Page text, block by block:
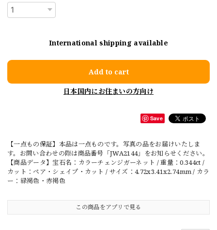
International shipping available
Add to cart
日本国内にお住まいの方向け
Save
【一点もの保証】本品は一点ものです。写真の品をお届けいたしま
す。お問い合わせの際は商品番号「JWA2144」をお知らせください。
【商品データ】宝石名：カラーチェンジガーネット / 重量：0.344ct /
カット：ペア・シェイプ・カット / サイズ：4.72x3.41x2.74mm / カラ
ー：緑褐色・赤褐色
この商品をアプリで見る